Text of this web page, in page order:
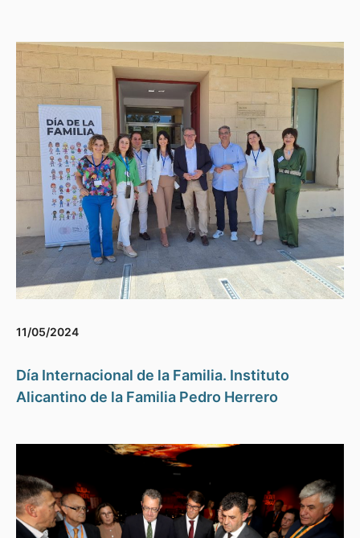
11/05/2024
Día Internacional de la Familia. Instituto
Alicantino de la Familia Pedro Herrero